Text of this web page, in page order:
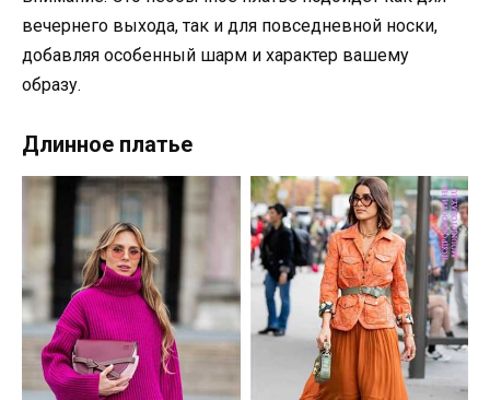
вечернего выхода, так и для повседневной носки,
добавляя особенный шарм и характер вашему
образу.
Длинное платье